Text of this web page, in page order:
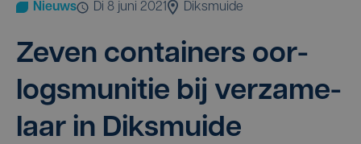
Nieuws di 8 juni 2021 Diksmuide
Zeven con­tai­ners oor­
logs­mu­ni­tie bij ver­za­me­
laar in Diksmuide